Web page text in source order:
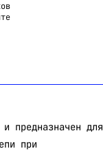
предназначен для
при